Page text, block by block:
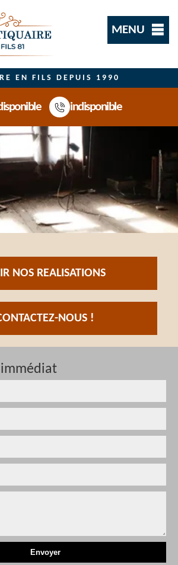
MENU
EN FILS DEPUIS 1990
indisponible
NOS REALISATIONS
NOUS !